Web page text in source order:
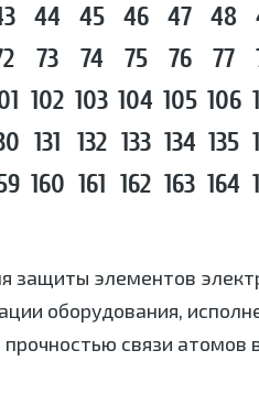
44 45 46 47 48
73 74 75 76 77
102 103 104 105 106
131 132 133 134 135
160 161 162 163 164
защиты элементов
оборудования,
связи атомов